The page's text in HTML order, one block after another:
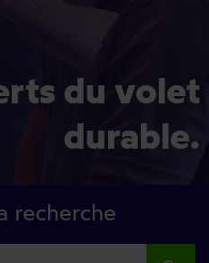
durable.
recherche